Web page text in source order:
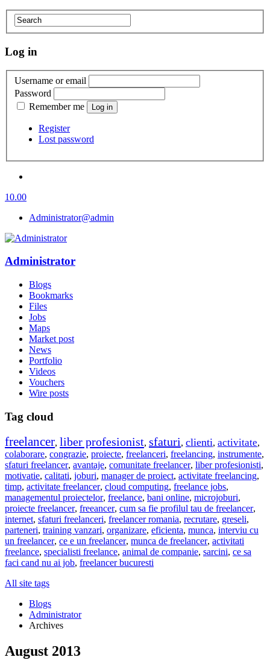
Log in
Username or email
Password
Remember me
Register
Lost password
10.00
Administrator@admin
Administrator
Blogs
Bookmarks
Files
Jobs
Maps
Market post
News
Portfolio
Videos
Vouchers
Wire posts
Tag cloud
freelancer, liber profesionist, sfaturi, clienti, activitate,
colaborare, congrazie, proiecte, freelanceri, freelancing, instrumente,
sfaturi freelancer, avantaje, comunitate freelancer, liber profesionisti,
motivatie, calitati, joburi, manager de proiect, activitate freelancing,
timp, activitate freelancer, cloud computing, freelance jobs,
managementul proiectelor, freelance, bani online, microjoburi,
proiecte freelancer, freeancer, cum sa fie profilul tau de freelancer,
internet, sfaturi freelanceri, freelancer romania, recrutare, greseli,
parteneri, training vanzari, organizare, eficienta, munca, interviu cu
un freelancer, ce e un freelancer, munca de freelancer, activitati
freelance, specialisti freelance, animal de companie, sarcini, ce sa
faci cand nu ai job, freelancer bucuresti
All site tags
Blogs
Administrator
Archives
August 2013